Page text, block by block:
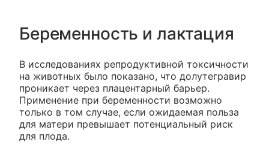
Беременность и лактация
В исследованиях репродуктивной токсичности
на животных было показано, что долутегравир
проникает через плацентарный барьер.
Применение при беременности возможно
только в том случае, если ожидаемая польза
для матери превышает потенциальный риск
для плода.